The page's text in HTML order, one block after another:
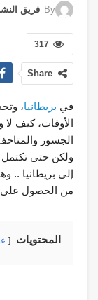
By فريق النشر
317
Share
في بريطانيا،
الأوقات، كيف لا
الجسور
ولكن حتى تكتمل
إلى بريطانيا ..
من الحصول على
المحتويات